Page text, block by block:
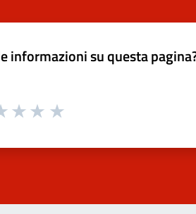
informazioni su questa